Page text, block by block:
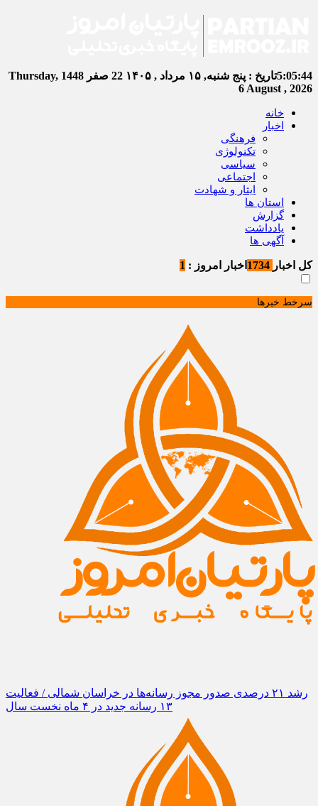
5:05:45تاریخ : پنج شنبه, ۱۵ مرداد , ۱۴۰۵ 22 صفر 1448
Thursday,
6 August , 2026
خانه
اخبار
فرهنگی
تکنولوژی
سیاسی
اجتماعی
ایثار و شهادت
استان ها
گزارش
یادداشت
آگهی ها
کل اخبار اخبار امروز : 1
سرخط خبرها
رشد ۲۱ درصدی صدور مجوز رسانه‌ها در خراسان شمالی / فعالیت
۱۳ رسانه جدید در ۴ ماه نخست سال